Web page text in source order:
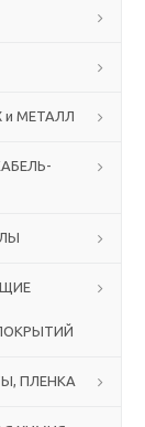
МЕТАЛЛ
ПЛЕНКА